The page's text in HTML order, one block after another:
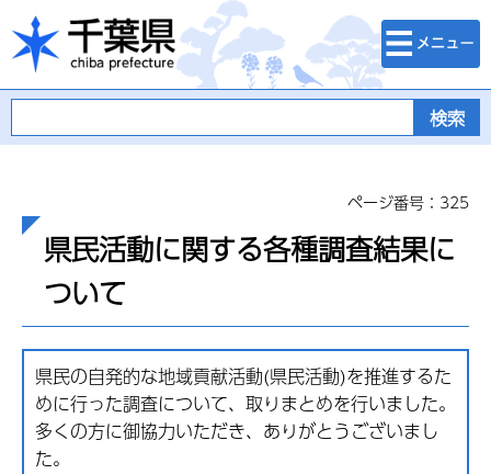
千葉県
検索・メニュ
ー
ページ番号：325
県民活動に関する各種調査結果に
ついて
県民の自発的な地域貢献活動(県民活動)を推進するた
めに行った調査について、取りまとめを行いました。
多くの方に御協力いただき、ありがとうございまし
た。